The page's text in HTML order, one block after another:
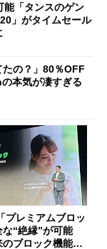
能「タンスのゲン
」がタイムセール
たの？」80％OFF
本気が凄すぎる
プレミアムブロッ
な“絶縁”が可能
ブロック機能と